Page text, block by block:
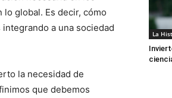
global. Es decir, cómo
a una sociedad
la necesidad de
que debemos
La